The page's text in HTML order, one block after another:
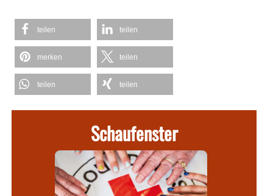
teilen teilen
merken teilen
teilen teilen
Schaufenster